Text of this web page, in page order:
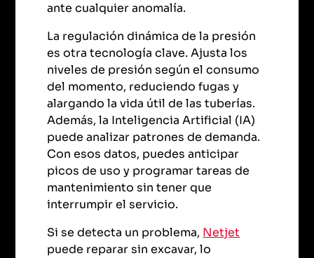
ante cualquier anomalía.
La regulación dinámica de la presión
es otra tecnología clave. Ajusta los
niveles de presión según el consumo
del momento, reduciendo fugas y
alargando la vida útil de las tuberías.
Además, la Inteligencia Artificial (IA)
puede analizar patrones de demanda.
Con esos datos, puedes anticipar
picos de uso y programar tareas de
mantenimiento sin tener que
interrumpir el servicio.
Si se detecta un problema, Netjet
puede reparar sin excavar, lo